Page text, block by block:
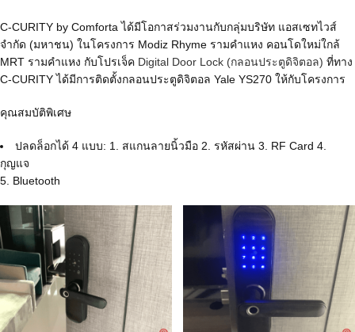
C-CURITY by Comforta ได้มีโอกาสร่วมงานกับกลุ่มบริษัท แอสเซทไวส์
จำกัด (มหาชน) ในโครงการ Modiz Rhyme รามคำแหง คอนโดใหม่ใกล้
MRT รามคำแหง กับโปรเจ็ค Digital Door Lock (กลอนประตูดิจิตอล) ที่ทาง
C-CURITY ได้มีการติดตั้งกลอนประตูดิจิตอล Yale YS270 ให้กับโครงการ
คุณสมบัติพิเศษ
ปลดล็อกได้ 4 แบบ: 1. สแกนลายนิ้วมือ 2. รหัสผ่าน 3. RF Card 4.
กุญแจ
5. Bluetooth